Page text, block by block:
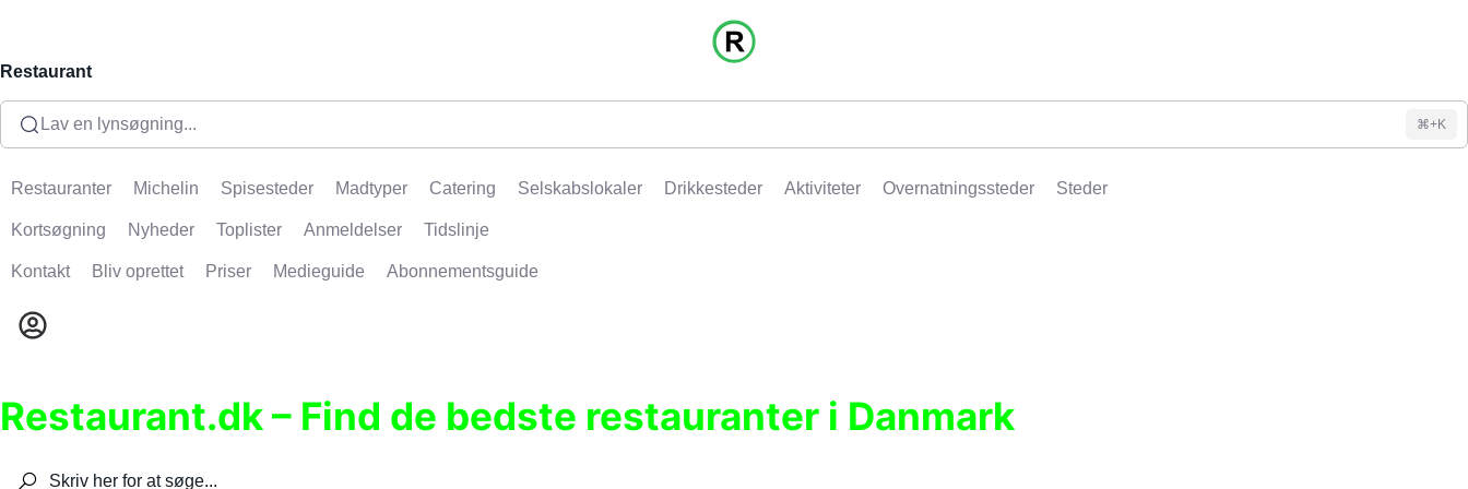
Restaurant
Lav en lynsøgning... ⌘+K
Restauranter Michelin Spisesteder Madtyper Catering Selskabslokaler Drikkesteder Aktiviteter Overnatningssteder Steder
Kortsøgning Nyheder Toplister Anmeldelser Tidslinje
Kontakt Bliv oprettet Priser Medieguide Abonnementsguide
Restaurant.dk – Find de bedste restauranter i Danmark